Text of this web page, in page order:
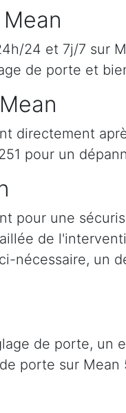
24 et 7j/7 sur
de porte et
directement
pour un
pour une
de
nécessaire, un
de porte, un
porte sur Mean